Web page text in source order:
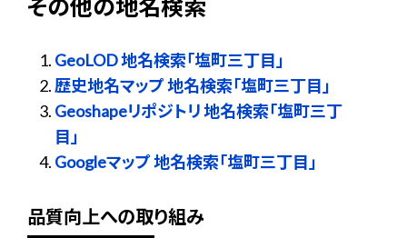
その他の地名検索
GeoLOD 地名検索「塩町三丁目」
歴史地名マップ 地名検索「塩町三丁目」
Geoshapeリポジトリ 地名検索「塩町三丁
目」
Googleマップ 地名検索「塩町三丁目」
品質向上への取り組み